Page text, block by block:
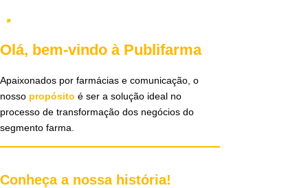
Olá, bem-vindo à Publifarma
Apaixonados por farmácias e comunicação, o
nosso propósito é ser a solução ideal no
processo de transformação dos negócios do
segmento farma.
Conheça a nossa história!